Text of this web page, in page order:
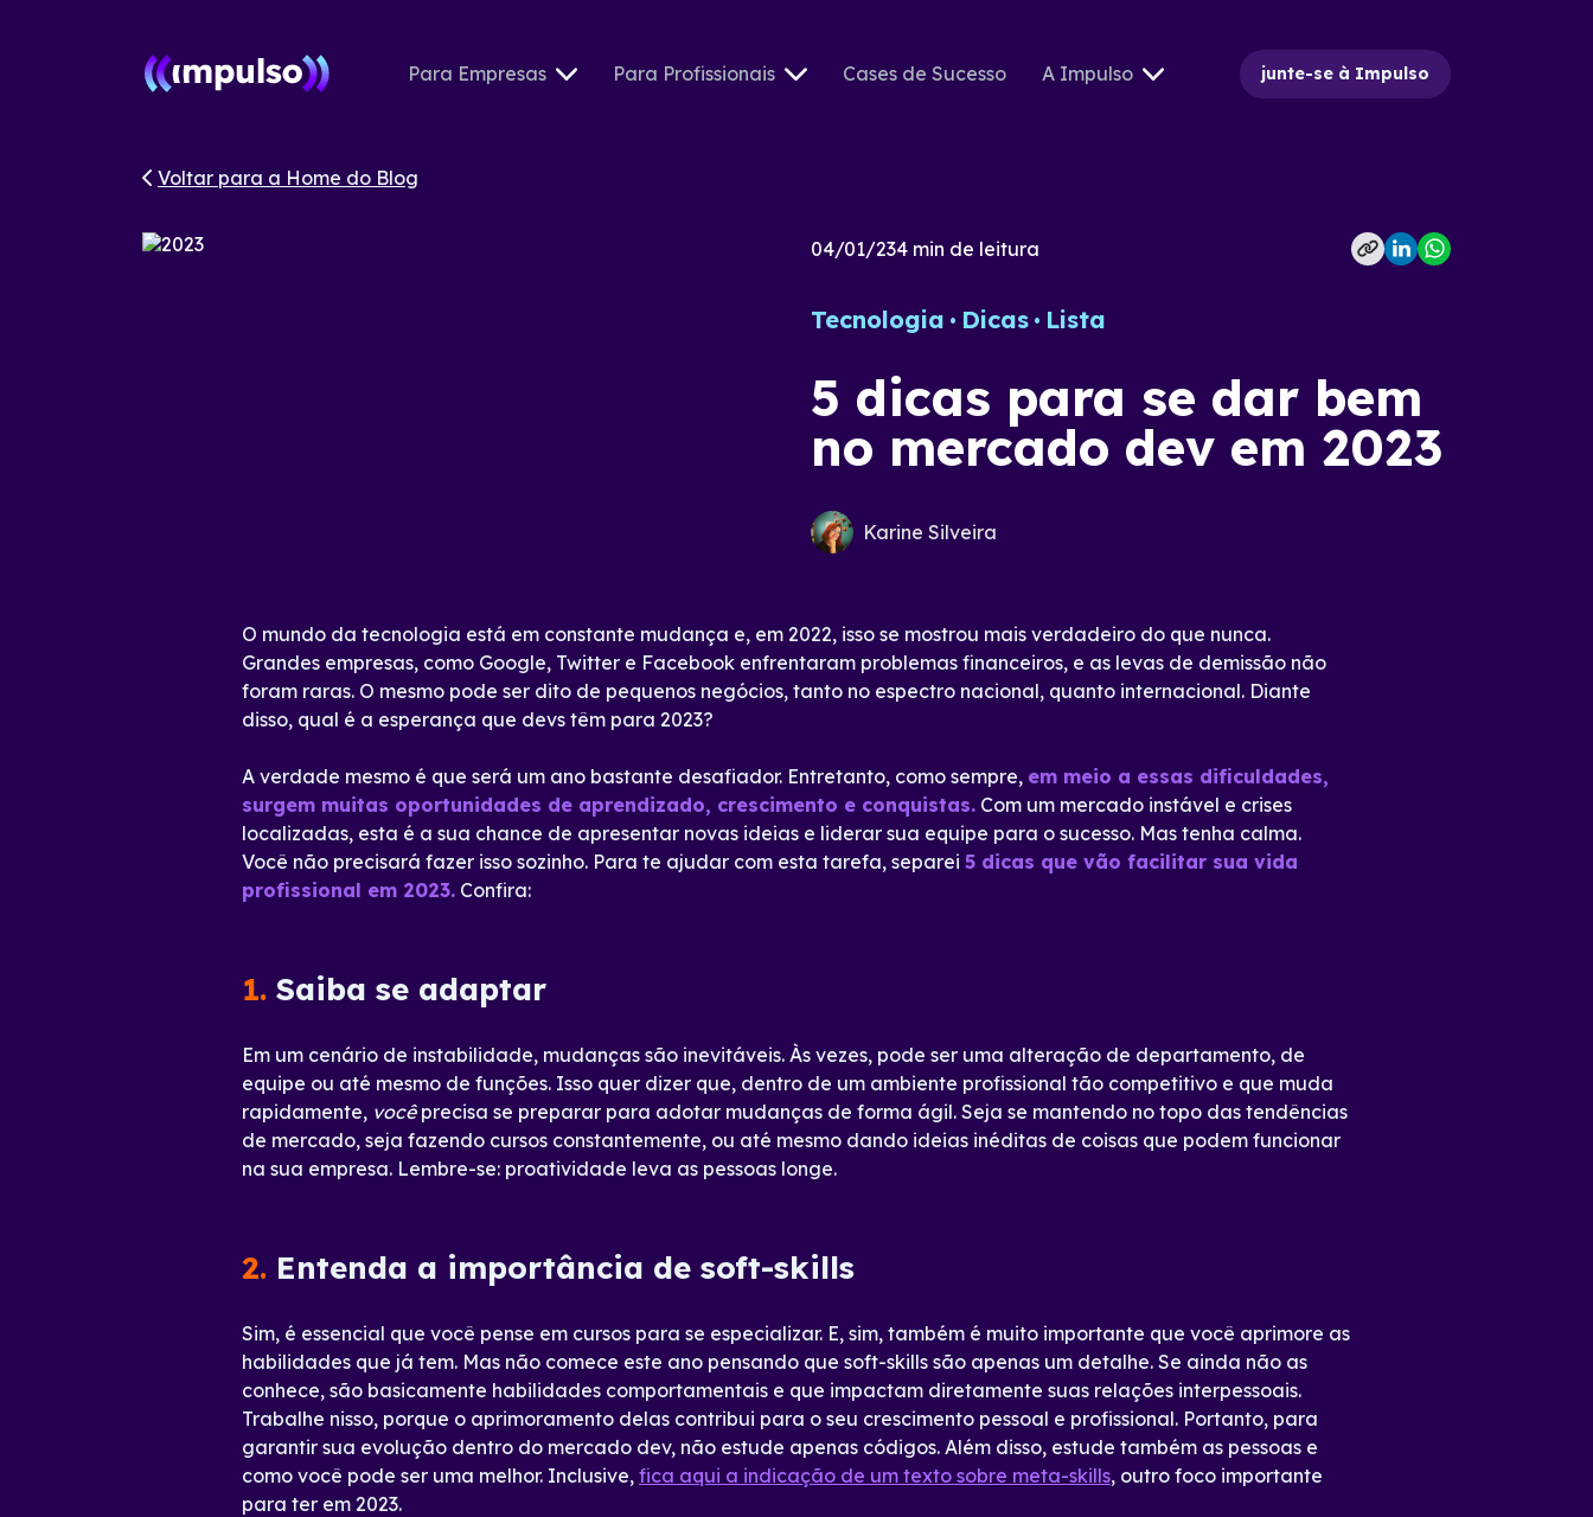
Para Empresas Para Profissionais Cases de Sucesso A Impulso junte-se à Impulso
Voltar para a Home do Blog
04/01/234 min de leitura
Tecnologia Dicas Lista
5 dicas para se dar bem
no mercado dev em 2023
Karine Silveira
O mundo da tecnologia está em constante mudança e, em 2022, isso se mostrou mais verdadeiro do que nunca.
Grandes empresas, como Google, Twitter e Facebook enfrentaram problemas financeiros, e as levas de demissão não
foram raras. O mesmo pode ser dito de pequenos negócios, tanto no espectro nacional, quanto internacional. Diante
disso, qual é a esperança que devs têm para 2023?
A verdade mesmo é que será um ano bastante desafiador. Entretanto, como sempre, em meio a essas dificuldades,
surgem muitas oportunidades de aprendizado, crescimento e conquistas. Com um mercado instável e crises
localizadas, esta é a sua chance de apresentar novas ideias e liderar sua equipe para o sucesso. Mas tenha calma.
Você não precisará fazer isso sozinho. Para te ajudar com esta tarefa, separei 5 dicas que vão facilitar sua vida
profissional em 2023. Confira:
1. Saiba se adaptar
Em um cenário de instabilidade, mudanças são inevitáveis. Às vezes, pode ser uma alteração de departamento, de
equipe ou até mesmo de funções. Isso quer dizer que, dentro de um ambiente profissional tão competitivo e que muda
rapidamente, você precisa se preparar para adotar mudanças de forma ágil. Seja se mantendo no topo das tendências
de mercado, seja fazendo cursos constantemente, ou até mesmo dando ideias inéditas de coisas que podem funcionar
na sua empresa. Lembre-se: proatividade leva as pessoas longe.
2. Entenda a importância de soft-skills
Sim, é essencial que você pense em cursos para se especializar. E, sim, também é muito importante que você aprimore as
habilidades que já tem. Mas não comece este ano pensando que soft-skills são apenas um detalhe. Se ainda não as
conhece, são basicamente habilidades comportamentais e que impactam diretamente suas relações interpessoais.
Trabalhe nisso, porque o aprimoramento delas contribui para o seu crescimento pessoal e profissional. Portanto, para
garantir sua evolução dentro do mercado dev, não estude apenas códigos. Além disso, estude também as pessoas e
como você pode ser uma melhor. Inclusive, fica aqui a indicação de um texto sobre meta-skills, outro foco importante
para ter em 2023.